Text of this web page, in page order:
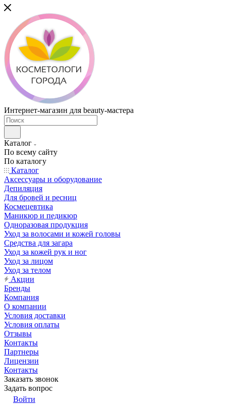
Интернет-магазин для beauty-мастера
Каталог
По всему сайту
По каталогу
Каталог
Аксессуары и оборудование
Депиляция
Для бровей и ресниц
Космецевтика
Маникюр и педикюр
Одноразовая продукция
Уход за волосами и кожей головы
Средства для загара
Уход за кожей рук и ног
Уход за лицом
Уход за телом
Акции
Бренды
Компания
О компании
Условия доставки
Условия оплаты
Отзывы
Контакты
Партнеры
Лицензии
Контакты
Заказать звонок
Задать вопрос
Войти